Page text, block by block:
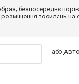
безпосереднє
розміщення посилань
або